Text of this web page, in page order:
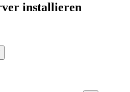
installieren